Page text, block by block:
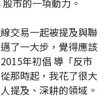
交易一起被提及與聯
了一大步，覺得應該
年初倡 導「反市
那時起，我花了很大
提及、深耕的領域。